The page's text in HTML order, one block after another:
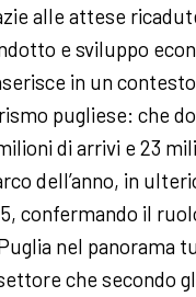
alle attese
e sviluppo
in un
pugliese: che
di arrivi e 23
dell’anno, in
confermando il
nel panorama
che secondo